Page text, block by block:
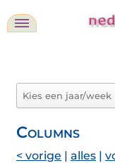
Columns
< vorige | alles |